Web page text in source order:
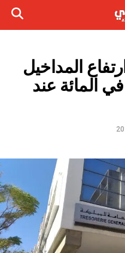
المداخيل
الجبائية بنسبة 14,8 في المائة عند